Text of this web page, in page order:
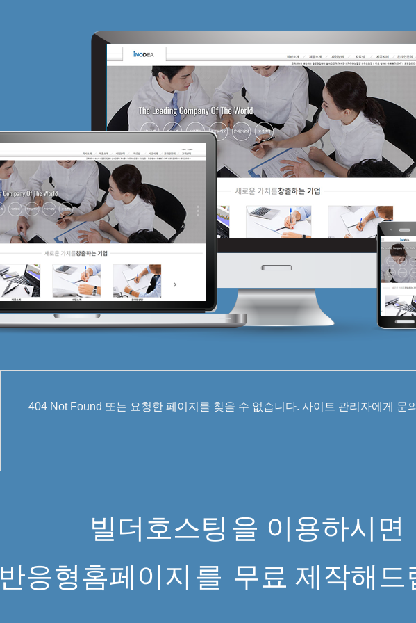
404 Not Found 또는 요청한 페이지를 찾을 수 없습니다. 사이트 관리자에게 문
빌더호스팅 을 이용하시면
반응형홈페이지 를 무료 제작해드